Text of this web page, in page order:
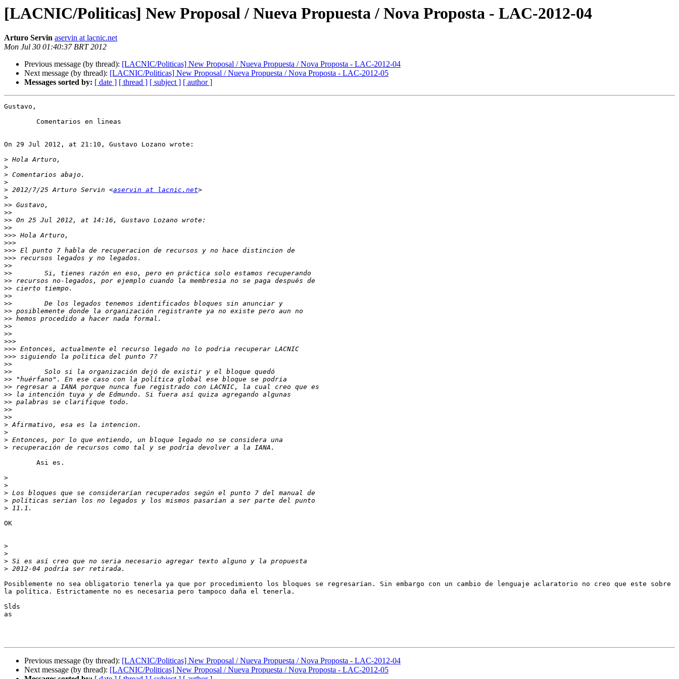
[LACNIC/Politicas] New Proposal / Nueva Propuesta / Nova Proposta - LAC-2012-04
Arturo Servin aservin at lacnic.net
Mon Jul 30 01:40:37 BRT 2012
Previous message (by thread): [LACNIC/Politicas] New Proposal / Nueva Propuesta / Nova Proposta - LAC-2012-04
Next message (by thread): [LACNIC/Politicas] New Proposal / Nueva Propuesta / Nova Proposta - LAC-2012-05
Messages sorted by: [ date ] [ thread ] [ subject ] [ author ]
Gustavo,
On 29 Jul 2012, at 21:10, Gustavo Lozano wrote:
>
>
>
>
> 2012/7/25 Arturo Servin <aservin at lacnic.net
>
>>
>>
>>
>>
>>>
>>>
>>>
>>>
>>
>>
>>
>>
>>
>>
>>
>>
>>
>>
>>>
>>>
>>>
>>
>>
>>
>>
>>
>>
>>
>>
>
>
>
>
>
>
>
>
>
OK
>
>
>
>
Posiblemente no sea obligatorio tenerla ya que por procedimiento los bloques se regresarían. Sin embargo con un cambio de lenguaje aclaratorio no creo que este sobre
la política. Estrictamente no es necesaria pero tampoco daña el tenerla.
Slds
as
Previous message (by thread): [LACNIC/Politicas] New Proposal / Nueva Propuesta / Nova Proposta - LAC-2012-04
Next message (by thread): [LACNIC/Politicas] New Proposal / Nueva Propuesta / Nova Proposta - LAC-2012-05